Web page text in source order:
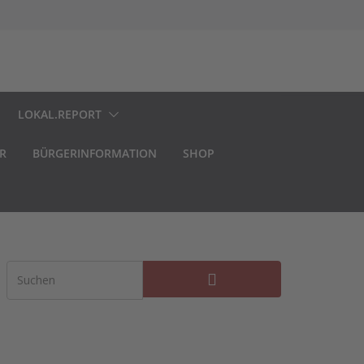
LOKAL.REPORT
BÜRGERINFORMATION SHOP